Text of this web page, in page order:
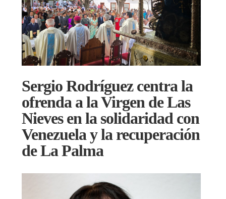
Sergio Rodríguez centra la
ofrenda a la Virgen de Las
Nieves en la solidaridad con
Venezuela y la recuperación
de La Palma